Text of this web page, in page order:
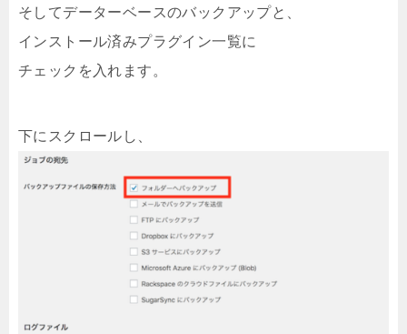
そしてデーターベースのバックアップと、
インストール済みプラグイン一覧に
チェックを入れます。
下にスクロールし、